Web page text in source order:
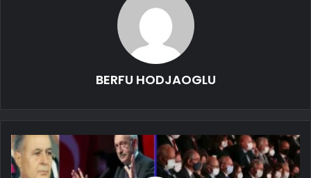
BERFU HODJAOGLU